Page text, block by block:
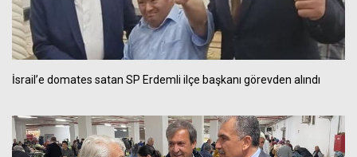
İsrail’e domates satan SP Erdemli ilçe başkanı görevden alındı